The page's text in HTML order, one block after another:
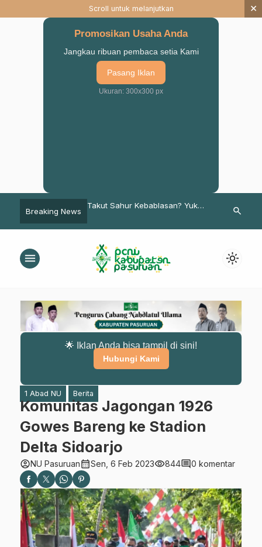
Scroll untuk melanjutkan ×
Promosikan Usaha Anda
Jangkau ribuan pembaca setia Kami
Pasang Iklan
Ukuran: 300x300 px
Breaking News
Bagi Takjil
Takut Sahur Kebablasan? Yuk
Ramadhan 1444 H / 2023 M
Wilayah Pasuruan
Safari
NU Lawan
search
menu light_mode
🌟 Iklan Anda bisa tampil di sini!
Hubungi Kami
1 Abad NU Berita
Komunitas Jagongan 1926
Gowes Bareng ke Stadion
Delta Sidoarjo
account_circleNU Pasuruancalendar_monthSen, 6 Feb 2023visibility844comment0 komentar